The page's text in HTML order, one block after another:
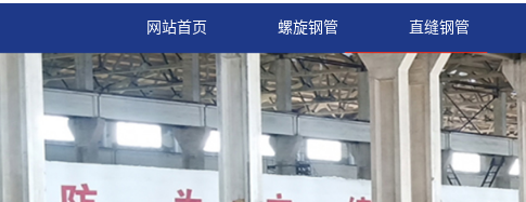
网站首页 螺旋钢管 直缝钢管